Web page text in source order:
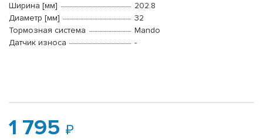
Ширина [мм]
202.8
Диаметр [мм]
32
Тормозная система
Mando
Датчик износа
-
1 795